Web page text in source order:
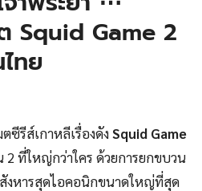
Squid Game 2
ทย
ซีรีส์เกาหลีเรื่องดังSquid Game
ที่ใหญ่กว่าใคร ด้วยการยกขบวน
งหารสุดไอคอนิกขนาดใหญ่ที่สุด